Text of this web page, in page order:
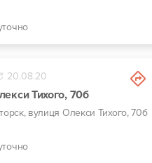
20.08.20
Тихого, 70б
вулиця Олекси Тихого, 70б